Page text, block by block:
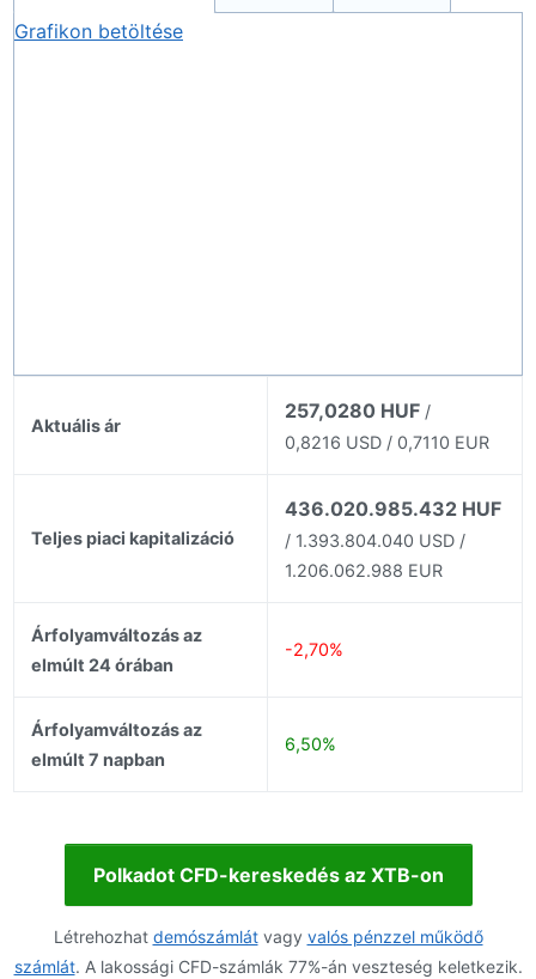
Grafikon betöltése
Aktuális ár
257,0280 HUF /
0,8216 USD / 0,7110 EUR
Teljes piaci kapitalizáció
436.020.985.432 HUF
/ 1.393.804.040 USD /
1.206.062.988 EUR
Árfolyamváltozás az
elmúlt 24 órában
-2,70%
Árfolyamváltozás az
elmúlt 7 napban
6,50%
Polkadot CFD-kereskedés az XTB-on
Létrehozhat demószámlátvagy valós pénzzel működő
számlát. A lakossági CFD-számlák 77%-án veszteség keletkezik.